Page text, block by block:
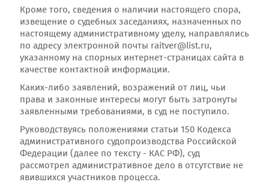
Кроме того, сведения о наличии настоящего спора,
извещение о судебных заседаниях, назначенных по
настоящему административному уделу, направлялись
по адресу электронной почты raitver@list.ru,
указанному на спорных интернет-страницах сайта в
качестве контактной информации.
Каких-либо заявлений, возражений от лиц, чьи
права и законные интересы могут быть затронуты
заявленными требованиями, в суд не поступило.
Руководствуясь положениями статьи 150 Кодекса
административного судопроизводства Российской
Федерации (далее по тексту - КАС РФ), суд
рассмотрел административное дело в отсутствие не
явившихся участников процесса.